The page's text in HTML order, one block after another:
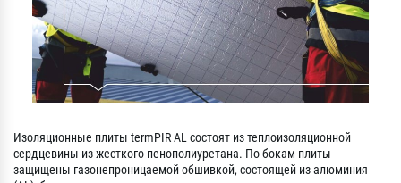
Изоляционные плиты termPIR AL состоят из теплоизоляционной
сердцевины из жесткого пенополиуретана. По бокам плиты
защищены газонепроницаемой обшивкой, состоящей из алюминия